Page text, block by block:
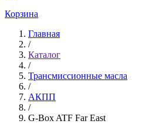
Корзина
Главная
/
Каталог
/
Трансмиссионные масла
/
АКПП
/
G-Box ATF Far East